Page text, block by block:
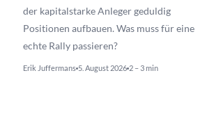
der kapitalstarke Anleger geduldig
Positionen aufbauen. Was muss für eine
echte Rally passieren?
Erik Juffermans 5. August 2026 2 – 3 min